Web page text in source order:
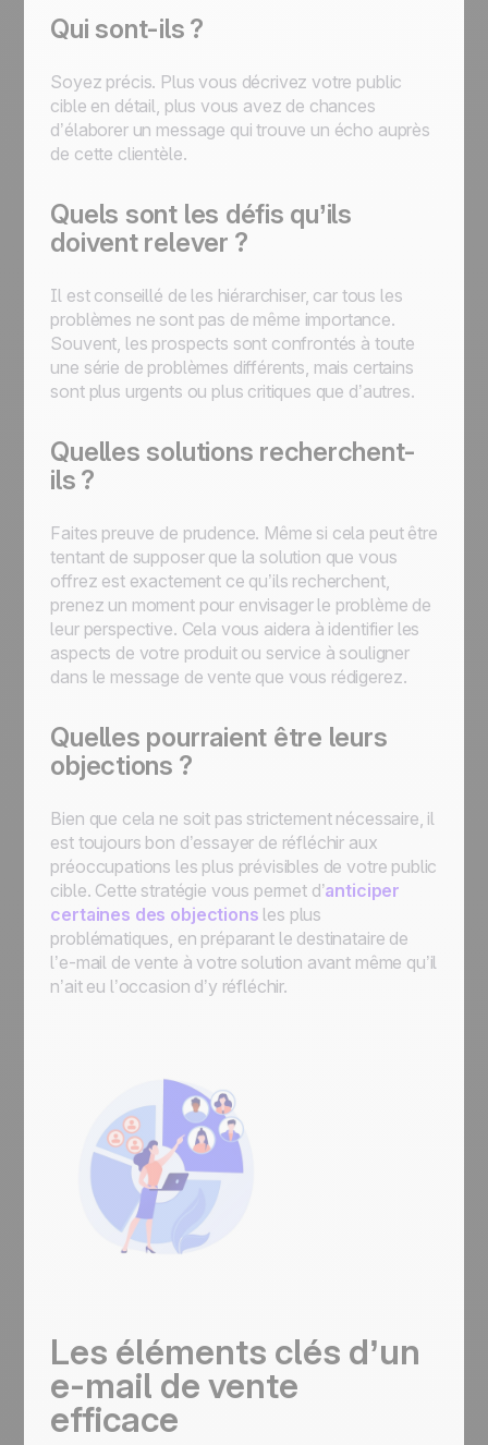
Qui sont-ils ?
Soyez précis. Plus vous décrivez votre public
cible en détail, plus vous avez de chances
d’élaborer un message qui trouve un écho auprès
de cette clientèle.
Quels sont les défis qu’ils
doivent relever ?
Il est conseillé de les hiérarchiser, car tous les
problèmes ne sont pas de même importance.
Souvent, les prospects sont confrontés à toute
une série de problèmes différents, mais certains
sont plus urgents ou plus critiques que d’autres.
Quelles solutions recherchent-
ils ?
Faites preuve de prudence. Même si cela peut être
tentant de supposer que la solution que vous
offrez est exactement ce qu’ils recherchent,
prenez un moment pour envisager le problème de
leur perspective. Cela vous aidera à identifier les
aspects de votre produit ou service à souligner
dans le message de vente que vous rédigerez.
Quelles pourraient être leurs
objections ?
Bien que cela ne soit pas strictement nécessaire, il
est toujours bon d’essayer de réfléchir aux
préoccupations les plus prévisibles de votre public
cible. Cette stratégie vous permet d’anticiper
certaines des objections les plus
problématiques, en préparant le destinataire de
l’e-mail de vente à votre solution avant même qu’il
n’ait eu l’occasion d’y réfléchir.
Les éléments clés d’un
e-mail de vente
efficace